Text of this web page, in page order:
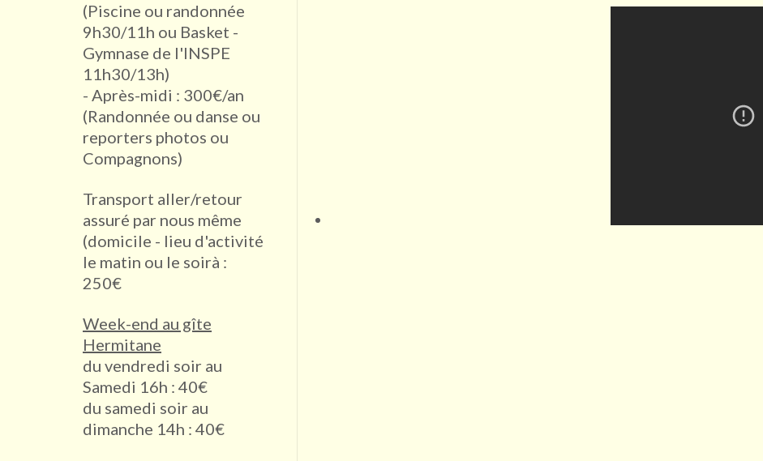
(Piscine ou randonnée
9h30/11h ou Basket -
Gymnase de l'INSPE
11h30/13h)
- Après-midi : 300€/an
(Randonnée ou danse ou
reporters photos ou
Compagnons)
Transport aller/retour
assuré par nous même
(domicile - lieu d'activité
le matin ou le soirà :
250€
Week-end au gîte
Hermitane
du vendredi soir au
Samedi 16h : 40€
du samedi soir au
dimanche 14h : 40€